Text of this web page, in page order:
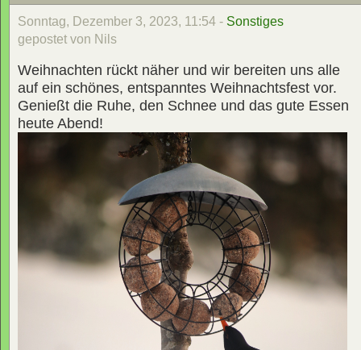
Sonntag, Dezember 3, 2023, 11:54 - Sonstiges
gepostet von Nils
Weihnachten rückt näher und wir bereiten uns alle
auf ein schönes, entspanntes Weihnachtsfest vor.
Genießt die Ruhe, den Schnee und das gute Essen
heute Abend!